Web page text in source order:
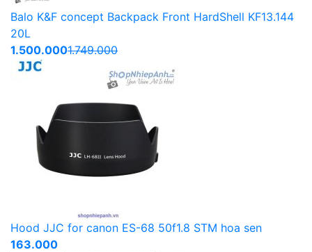
Balo K&F concept Backpack Front HardShell KF13.144
20L
1.500.0001.749.000
Hood JJC for canon ES-68 50f1.8 STM hoa sen
163.000